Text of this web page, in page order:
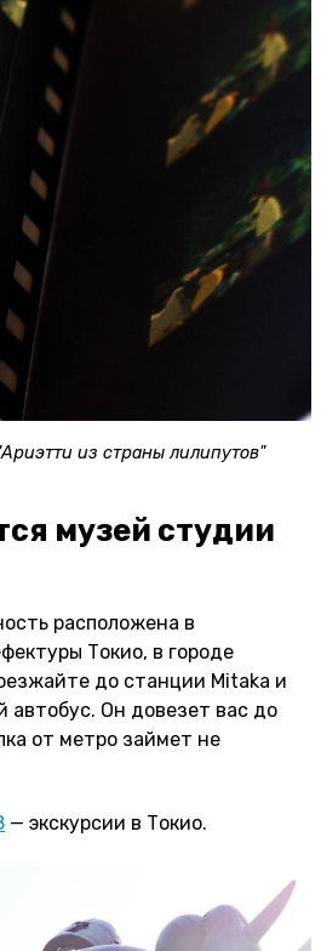
из страны лилипутов"
музей студии
расположена в
Токио, в городе
до станции Mitaka и
автобус. Он довезет вас до
от метро займет не
— экскурсии в Токио.